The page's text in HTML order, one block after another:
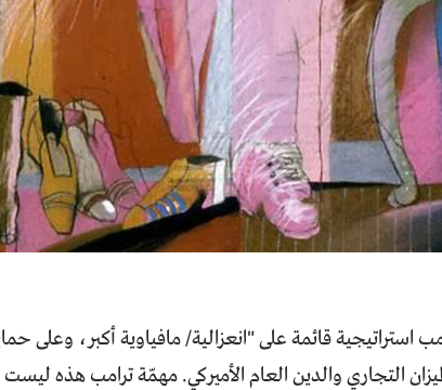
استراتيجية قائمة على "انعزالية/ مافياوية أكبر، وعلى
التجاري والدين العام الأميركي. مهمّة ترامب هذه